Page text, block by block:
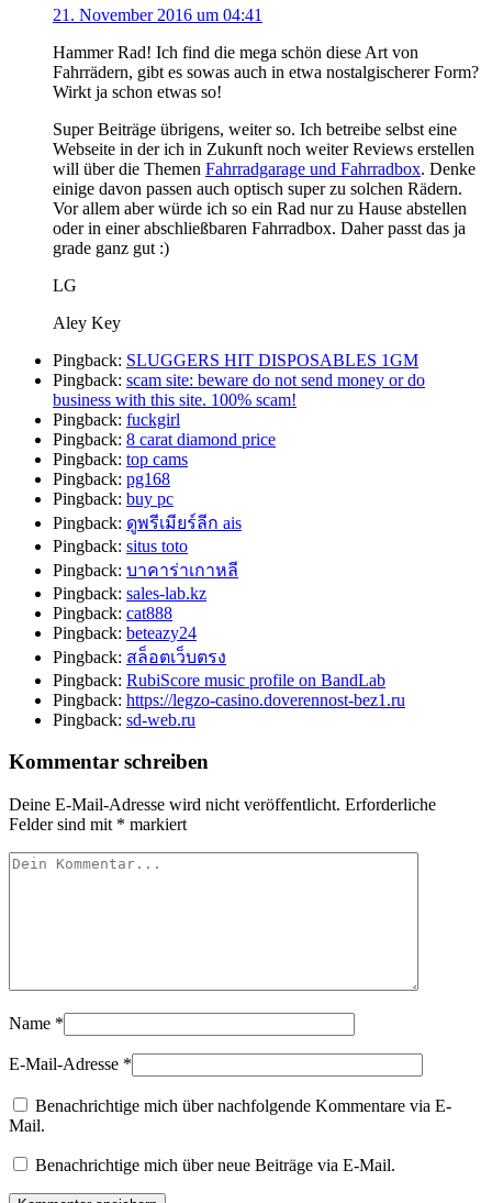
21. November 2016 um 04:41
Hammer Rad! Ich find die mega schön diese Art von
Fahrrädern, gibt es sowas auch in etwa nostalgischerer Form?
Wirkt ja schon etwas so!
Super Beiträge übrigens, weiter so. Ich betreibe selbst eine
Webseite in der ich in Zukunft noch weiter Reviews erstellen
will über die Themen Fahrradgarage und Fahrradbox. Denke
einige davon passen auch optisch super zu solchen Rädern.
Vor allem aber würde ich so ein Rad nur zu Hause abstellen
oder in einer abschließbaren Fahrradbox. Daher passt das ja
grade ganz gut :)
LG
Aley Key
Pingback: SLUGGERS HIT DISPOSABLES 1GM
Pingback: scam site: beware do not send money or do
business with this site. 100% scam!
Pingback: fuckgirl
Pingback: 8 carat diamond price
Pingback: top cams
Pingback: pg168
Pingback: buy pc
Pingback: ดูพรีเมียร์ลีก ais
Pingback: situs toto
Pingback: บาคาร่าเกาหลี
Pingback: sales-lab.kz
Pingback: cat888
Pingback: beteazy24
Pingback: สล็อตเว็บตรง
Pingback: RubiScore music profile on BandLab
Pingback: https://legzo-casino.doverennost-bez1.ru
Pingback: sd-web.ru
Kommentar schreiben
Deine E-Mail-Adresse wird nicht veröffentlicht. Erforderliche
Felder sind mit * markiert
Name *
E-Mail-Adresse *
Benachrichtige mich über nachfolgende Kommentare via E-
Mail.
Benachrichtige mich über neue Beiträge via E-Mail.